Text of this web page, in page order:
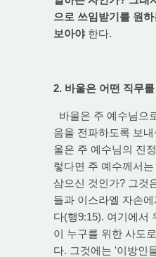
으로 쓰임받기를 원
보아야 한다.
2. 바울은 어떤 직무
바울은 주 예수님으
음을 전파하도록 보
울은 주 예수님의 진
렇다면 주 예수께서
삼으신 것인가? 그것
들과 이스라엘 자손
다(행9:15). 여기에서
이 누구를 위한 사도
다. 그것에는 '이방인